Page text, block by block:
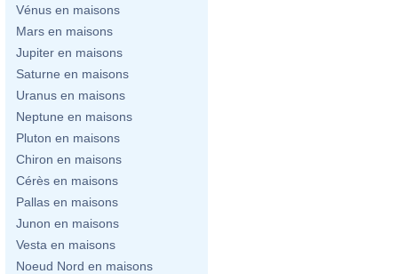
Vénus en maisons
Mars en maisons
Jupiter en maisons
Saturne en maisons
Uranus en maisons
Neptune en maisons
Pluton en maisons
Chiron en maisons
Cérès en maisons
Pallas en maisons
Junon en maisons
Vesta en maisons
Noeud Nord en maisons